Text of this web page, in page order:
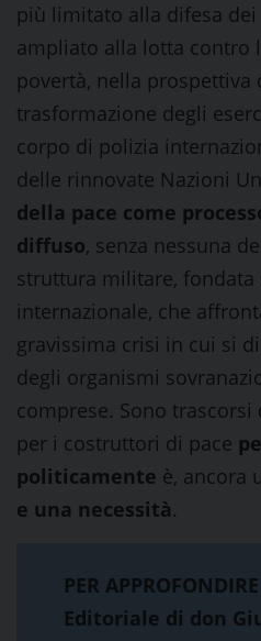
più limitato alla difesa
ampliato alla lotta contro
povertà, nella prospettiva
trasformazione degli
corpo di polizia
delle rinnovate Nazioni
della pace come
diffuso, senza nessuna
struttura militare,
internazionale, che
gravissima crisi in cui si
degli organismi
comprese. Sono
per i costruttori di pace
politicamente è, ancora
e una necessità.
PER APPROFONDIRE
Editoriale di don